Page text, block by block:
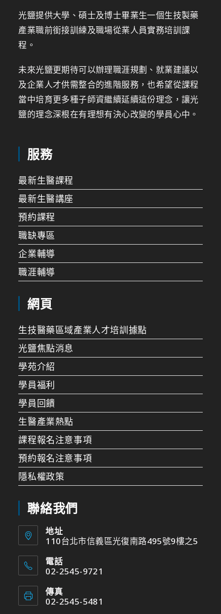
光鹽提供大學、碩士及博士畢業生一個生技製藥
產業職前銜接訓練及職場從業人員實務培訓課
程。
未來光鹽更期待可以辦理職涯規劃、就業建議以
及企業人才供需整合的進階服務，也希望從課程
當中培育更多種子師資繼續延續這份理念，讓光
鹽的理念深根在有理想有決心改變的學員心中。
服務
最新生醫課程
最新生醫講座
預約課程
職缺專區
企業輔導
職涯輔導
網頁
生技醫藥區域產業人才培訓據點
光鹽焦點消息
學苑介紹
學員福利
學員回饋
生醫產業熱點
課程報名注意事項
預約報名注意事項
隱私權政策
聯絡我們
地址
110台北市信義區光復南路495號9樓之5
電話
02-2545-9721
傳真
02-2545-5481